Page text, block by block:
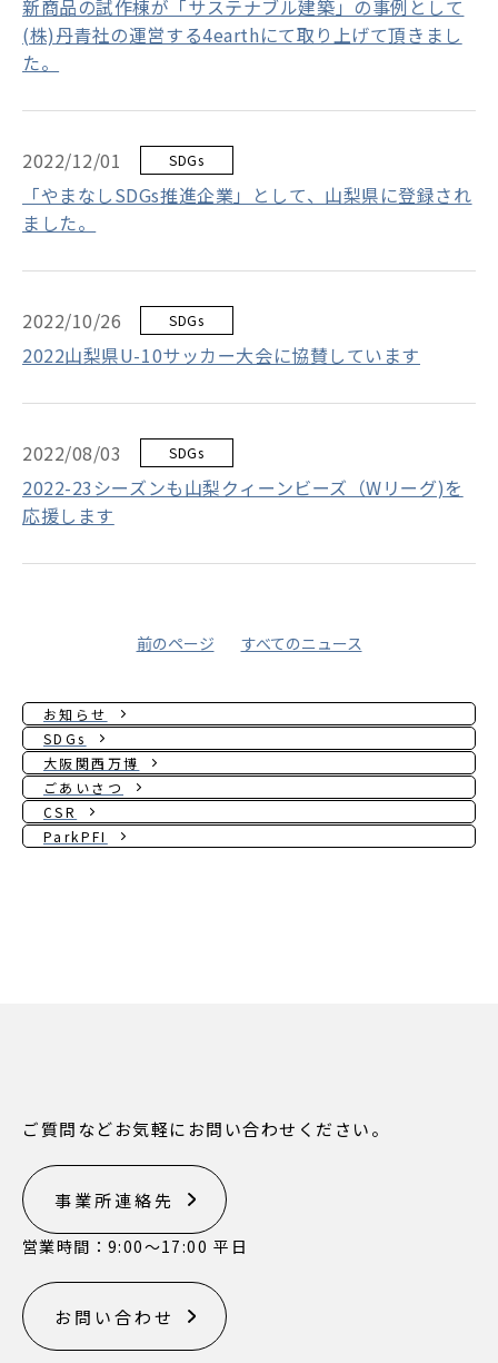
新商品の試作棟が「サステナブル建築」の事例として
(株)丹青社の運営する4earthにて取り上げて頂きまし
た。
2022/12/01 SDGs
「やまなしSDGs推進企業」として、山梨県に登録され
ました。
2022/10/26 SDGs
2022山梨県U-10サッカー大会に協賛しています
2022/08/03 SDGs
2022-23シーズンも山梨クィーンビーズ（Wリーグ)を
応援します
前のページ すべてのニュース
お知らせ
SDGs
大阪関西万博
ごあいさつ
CSR
ParkPFI
ご質問などお気軽にお問い合わせください。
事業所連絡先
営業時間：9:00〜17:00 平日
お問い合わせ